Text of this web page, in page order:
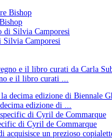
Camporesi
e il libro curati ...
edizione di ...
di Cyril de Commarque